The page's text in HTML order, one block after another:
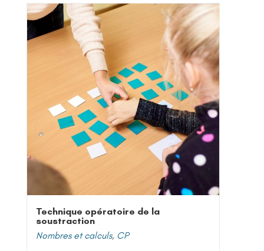
Technique opératoire de la
soustraction
Nombres et calculs, CP